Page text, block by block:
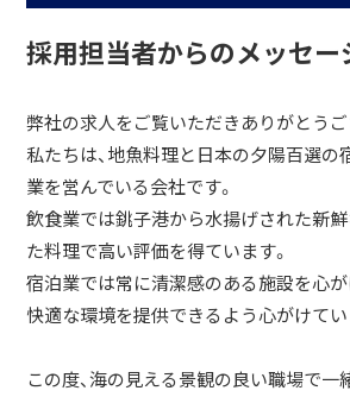
採用担当者からのメッセー
弊社の求人をご覧いただきありがとうご
私たちは、地魚料理と日本の夕陽百選の
業を営んでいる会社です。
飲食業では銚子港から水揚げされた新
た料理で高い評価を得ています。
宿泊業では常に清潔感のある施設を心が
快適な環境を提供できるよう心がけてい
この度、海の見える景観の良い職場で